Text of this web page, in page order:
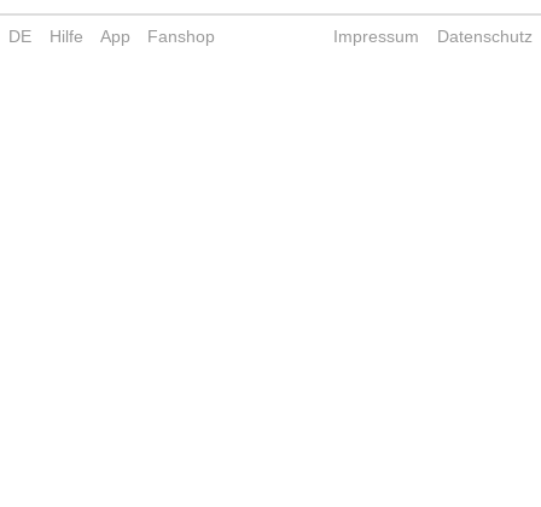
DE Hilfe App Fanshop Impressum Datenschutz